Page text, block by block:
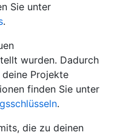
Sie unter
.
wurden. Dadurch
Projekte
finden Sie unter
.
die zu deinen